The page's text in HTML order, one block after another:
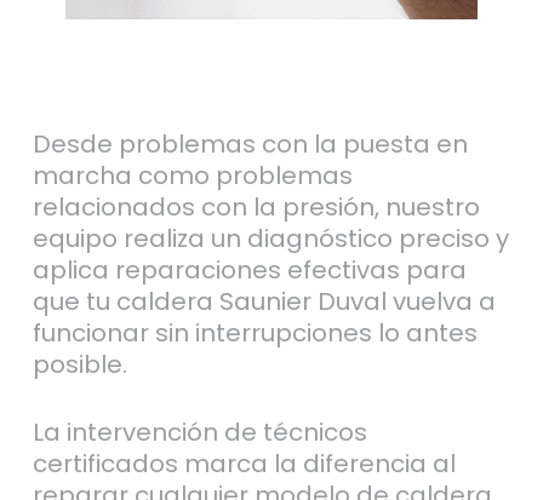
Desde problemas con la puesta en
marcha como problemas
relacionados con la presión, nuestro
equipo realiza un diagnóstico preciso y
aplica reparaciones efectivas para
que tu caldera Saunier Duval vuelva a
funcionar sin interrupciones lo antes
posible.
La intervención de técnicos
certificados marca la diferencia al